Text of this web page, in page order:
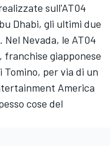
sull'AT04
Dhabi, gli ultimi due
Nevada, le AT04
franchise giapponese
Tomino, per via di un
America
cose del